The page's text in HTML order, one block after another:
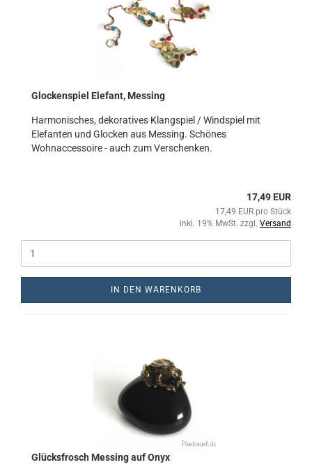
Glockenspiel Elefant, Messing
Harmonisches, dekoratives Klangspiel / Windspiel mit
Elefanten und Glocken aus Messing. Schönes
Wohnaccessoire - auch zum Verschenken.
17,49 EUR
17,49 EUR pro Stück
inkl. 19% MwSt. zzgl. Versand
IN DEN WARENKORB
Glücksfrosch Messing auf Onyx